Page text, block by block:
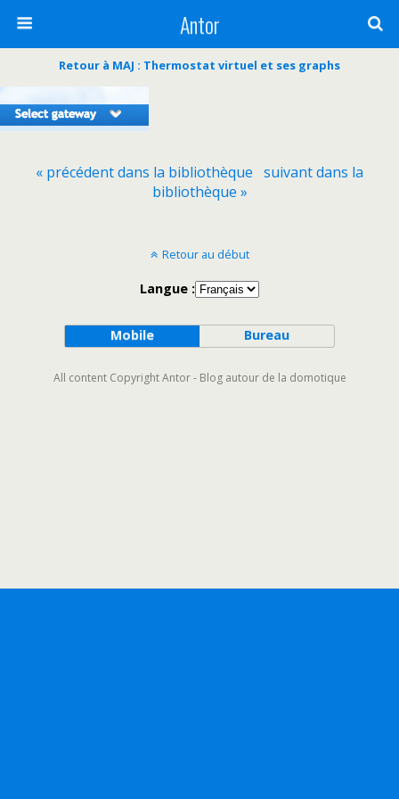
Antor
Retour à MAJ : Thermostat virtuel et ses graphs
« précédent dans la bibliothèque suivant dans la
bibliothèque »
Retour au début
Langue :
Mobile Bureau
All content Copyright Antor - Blog autour de la domotique